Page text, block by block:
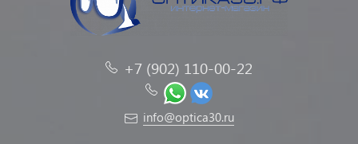
+7 (902) 110-00-22
info@optica30.ru